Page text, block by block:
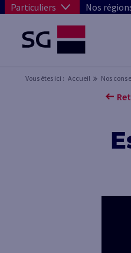
Particuliers Nos
Vous êtes ici : Accueil Nos